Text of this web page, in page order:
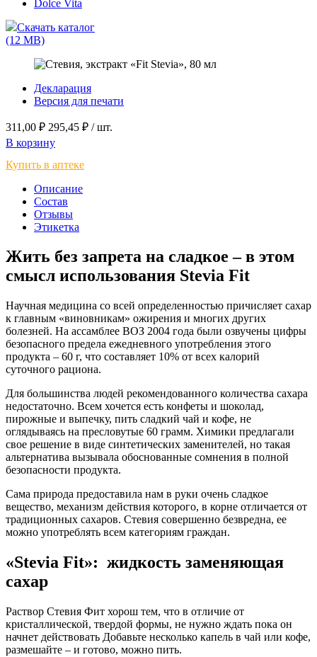
Dolce Vita
Скачать каталог
(12 MB)
Декларация
Версия для печати
311,00 ₽ 295,45 ₽ / шт.
В корзину
Купить в аптеке
Описание
Состав
Отзывы
Этикетка
Жить без запрета на сладкое – в этом
смысл использования Stevia Fit
Научная медицина со всей определенностью причисляет сахар
к главным «виновникам» ожирения и многих других
болезней. На ассамблее ВОЗ 2004 года были озвучены цифры
безопасного предела ежедневного употребления этого
продукта – 60 г, что составляет 10% от всех калорий
суточного рациона.
Для большинства людей рекомендованного количества сахара
недостаточно. Всем хочется есть конфеты и шоколад,
пирожные и выпечку, пить сладкий чай и кофе, не
оглядываясь на пресловутые 60 грамм. Химики предлагали
свое решение в виде синтетических заменителей, но такая
альтернатива вызывала обоснованные сомнения в полной
безопасности продукта.
Сама природа предоставила нам в руки очень сладкое
вещество, механизм действия которого, в корне отличается от
традиционных сахаров. Стевия совершенно безвредна, ее
можно употреблять всем категориям граждан.
«Stevia Fit»: жидкость заменяющая
сахар
Раствор Стевия Фит хорош тем, что в отличие от
кристаллической, твердой формы, не нужно ждать пока он
начнет действовать Добавьте несколько капель в чай или кофе,
размешайте – и готово, можно пить.